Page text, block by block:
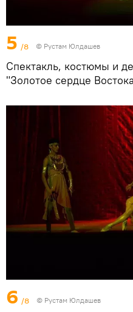
5 /8 © Рустам Юлдашев
Спектакль, костюмы и
"Золотое сердце
6 /8 © Рустам Юлдашев